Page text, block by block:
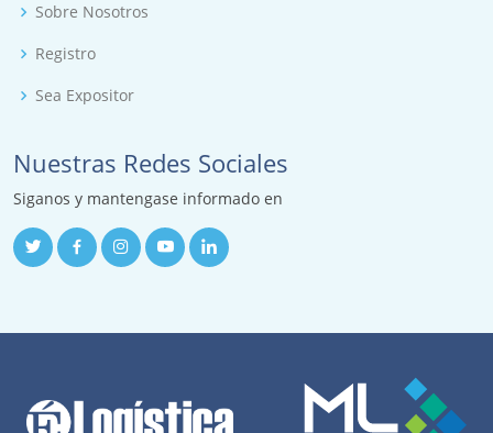
Sobre Nosotros
Registro
Sea Expositor
Nuestras Redes Sociales
Siganos y mantengase informado en